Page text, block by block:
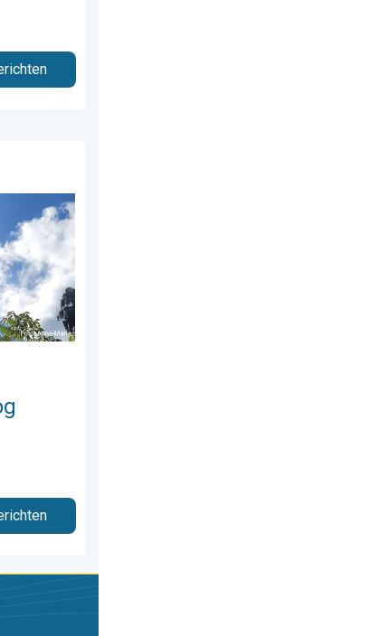
2026 lucht. . . zaterdag 1 augustus 2026